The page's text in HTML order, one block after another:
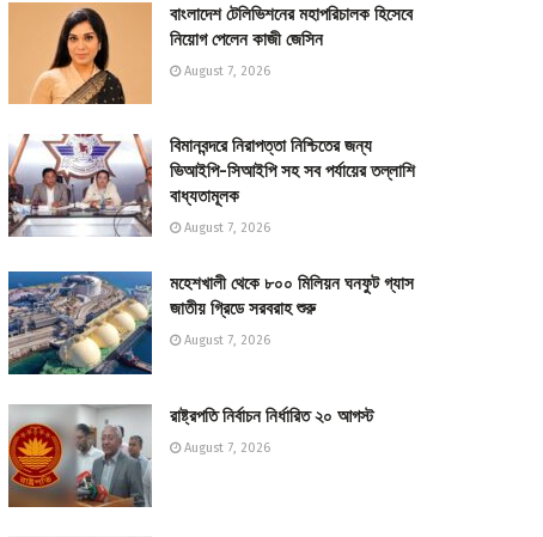
বাংলাদেশ টেলিভিশনের মহাপরিচালক হিসেবে
নিয়োগ পেলেন কাজী জেসিন
August 7, 2026
বিমানবন্দরে নিরাপত্তা নিশ্চিতের জন্য
ভিআইপি-সিআইপি সহ সব পর্যায়ের তল্লাশি
বাধ্যতামূলক
August 7, 2026
মহেশখালী থেকে ৮০০ মিলিয়ন ঘনফুট গ্যাস
জাতীয় গ্রিডে সরবরাহ শুরু
August 7, 2026
রাষ্ট্রপতি নির্বাচন নির্ধারিত ২০ আগস্ট
August 7, 2026